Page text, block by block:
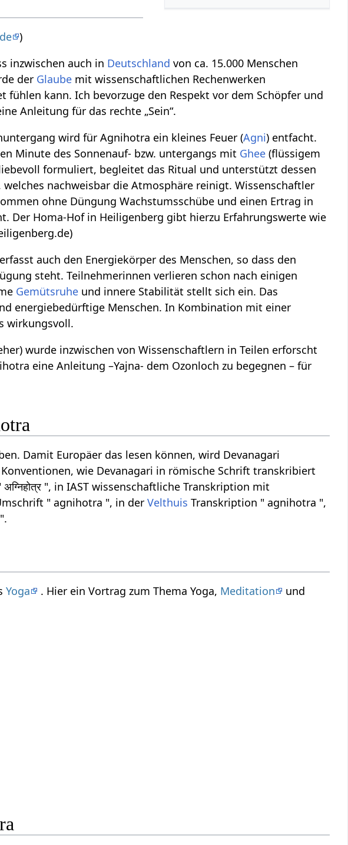
)
inzwischen auch in Deutschland von ca. 15.000 Menschen
der Glaube mit wissenschaftlichen Rechenwerken
kann. Ich bevorzuge den Respekt vor dem Schöpfer und
Anleitung für das rechte „Sein“.
wird für Agnihotra ein kleines Feuer (Agni) entfacht.
Minute des Sonnenauf- bzw. untergangs mit Ghee (flüssigem
formuliert, begleitet das Ritual und unterstützt dessen
nachweisbar die Atmosphäre reinigt. Wissenschaftler
ohne Düngung Wachstumsschübe und einen Ertrag in
Der Homa-Hof in Heiligenberg gibt hierzu Erfahrungswerte wie
auch den Energiekörper des Menschen, so dass den
steht. Teilnehmerinnen verlieren schon nach einigen
Gemütsruhe und innere Stabilität stellt sich ein. Das
energiebedürftige Menschen. In Kombination mit einer
wirkungsvoll.
wurde inzwischen von Wissenschaftlern in Teilen erforscht
eine Anleitung –Yajna- dem Ozonloch zu begegnen – für
Damit Europäer das lesen können, wird Devanagari
wie Devanagari in römische Schrift transkribiert
", in IAST wissenschaftliche Transkription mit
" agnihotra ", in derVelthuis Transkription " agnihotra ",
Yoga . Hier ein Vortrag zum Thema Yoga, Meditation
und